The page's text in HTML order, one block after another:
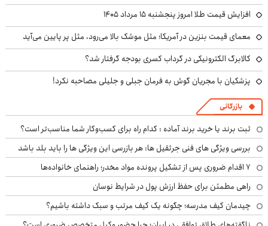
افزایش قیمت طلا امروز پنجشنبه ۱۵ مرداد ۱۴۰۵
معمای قیمت بنزین در آمریکا؛ مثل موشک بالا می‌رود، مثل پر پایین می‌آید
کالابرگ الکترونیکی در گرداب کسری بودجه گرفتار شد؟
پزشکیان با مجریان گوش به فرمان جبلی و جلیلی مصاحبه نکرد!
بازرگانی
ثبت برند یا خرید برند آماده : کدام راه برای کسب‌وکار شما مناسب‌تر است؟
بررسی ویژگی های فنی جرثقیل ها: هر بازرسی این ویژگی ها را باید بلد باشد
۷ اقدام ضروری پس از تشکیل پرونده مواد مخدر؛ راهنمای خانواده‌ها
راهی مطمئن برای حفظ ارزش پول در شرایط نوسان
چیدمان کیف مدرسه؛ چگونه یک کیف مرتب و سبک داشته باشیم؟